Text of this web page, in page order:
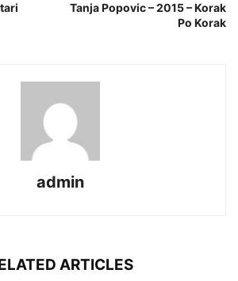
Tanja Popovic – 2015 – Korak
Po Korak
admin
ARTICLES